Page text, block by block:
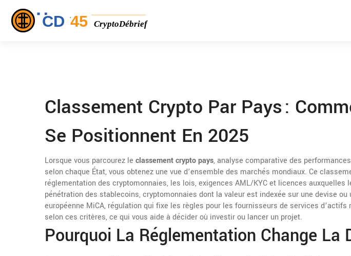
Classement Crypto Par Pays :
Se Positionnent En 2025
Lorsque vous parcourez le classement crypto pays,analyse comparative des
selon chaque État, vous obtenez une vue d’ensemble des marchés mondiaux. Ce
réglementation des cryptomonnaies, les lois, exigences AML/KYC et licences auxquelles
pénétration des stablecoins,cryptomonnaies dont la valeur est indexée sur une devise ou
européenne MiCA, régulation qui fixe les règles pour les fournisseurs de services d’actifs
selon ces critères, ce qui vous aide à décider où investir ou lancer un projet.
Pourquoi La Réglementation Change La